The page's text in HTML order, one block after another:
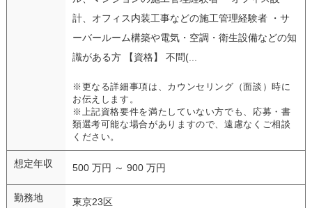
計、オフィス内装工事などの施工管理経験者 ・サ
ーバールーム構築や電気・空調・衛生設備などの知
識がある方 【資格】 不問(...
※更なる詳細事項は、カウンセリング（面談）時に
お伝えします。
※上記資格要件を満たしていない方でも、応募・書
類選考可能な場合がありますので、遠慮なくご相談
ください。
想定年収 500 万円 ～ 900 万円
勤務地
東京23区